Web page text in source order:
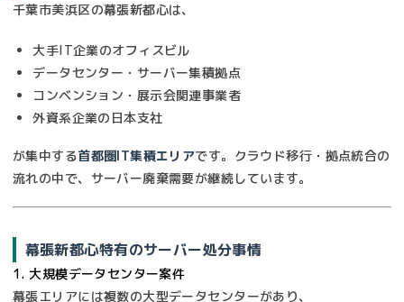
千葉市美浜区の幕張新都心は、
大手IT企業のオフィスビル
データセンター・サーバー集積拠点
コンベンション・展示会関連事業者
外資系企業の日本支社
が集中する首都圏IT集積エリアです。クラウド移行・拠点統合の
流れの中で、サーバー廃棄需要が継続しています。
幕張新都心特有のサーバー処分事情
1. 大規模データセンター案件
幕張エリアには複数の大型データセンターがあり、